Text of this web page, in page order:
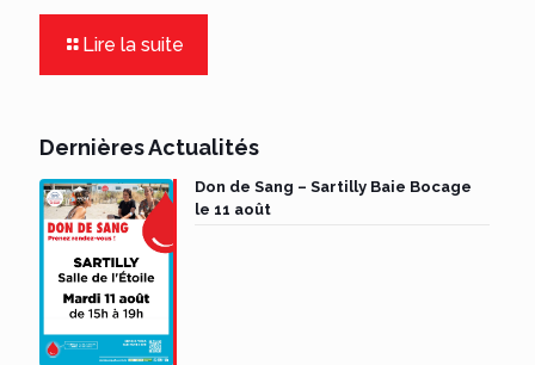
Lire la suite
Dernières Actualités
Don de Sang – Sartilly Baie Bocage
le 11 août